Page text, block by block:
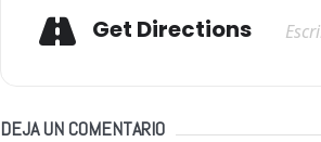
Get Directions
DEJA UN COMENTARIO